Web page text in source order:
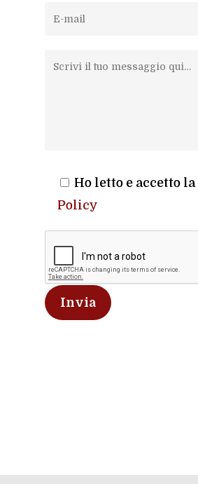
Ho letto e accetto la
Policy